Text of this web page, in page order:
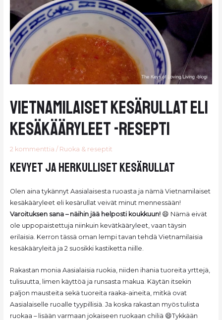
Vietnamilaiset kesärullat eli
kesäkääryleet -resepti
2 kommenttia / Ruoka & reseptit
Kevyet ja herkulliset kesärullat
Olen aina tykännyt Aasialaisesta ruoasta ja nämä Vietnamilaiset
kesäkääryleet eli kesärullat veivät minut mennessään!
Varoituksen sana – näihin jää helposti koukkuun!😄 Nämä eivät
ole uppopaistettuja niinkuin kevätkääryleet, vaan täysin
erilaisia. Kerron tässä oman lempi tavan tehdä Vietnamilaisia
kesäkääryleitä ja 2 suosikki kastiketta niille.
Rakastan monia Aasialaisia ruokia, niiden ihania tuoreita yrttejä,
tulisuutta, limen käyttöä ja runsasta makua. Käytän itsekin
paljon mausteita sekä tuoreita raaka-aineita, mitkä ovat
Aasialaiselle ruoalle tyypillisiä. Ja koska rakastan myös tulista
ruokaa – lisään varmaan jokaiseen ruokaan chiliä 😄Tykkään